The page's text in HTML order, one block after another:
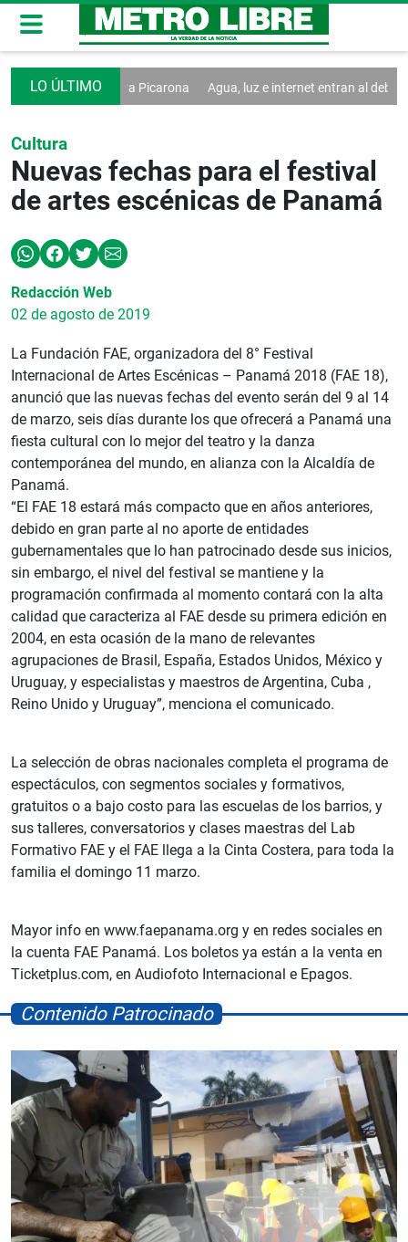
Pollera Picarona Agua, luz e internet entran al debate de la
Cultura
Nuevas fechas para el festival
de artes escénicas de Panamá
Redacción Web
02 de agosto de 2019
La Fundación FAE, organizadora del 8° Festival
Internacional de Artes Escénicas – Panamá 2018 (FAE 18),
anunció que las nuevas fechas del evento serán del 9 al 14
de marzo, seis días durante los que ofrecerá a Panamá una
fiesta cultural con lo mejor del teatro y la danza
contemporánea del mundo, en alianza con la Alcaldía de
Panamá.
“El FAE 18 estará más compacto que en años anteriores,
debido en gran parte al no aporte de entidades
gubernamentales que lo han patrocinado desde sus inicios,
sin embargo, el nivel del festival se mantiene y la
programación confirmada al momento contará con la alta
calidad que caracteriza al FAE desde su primera edición en
2004, en esta ocasión de la mano de relevantes
agrupaciones de Brasil, España, Estados Unidos, México y
Uruguay, y especialistas y maestros de Argentina, Cuba ,
Reino Unido y Uruguay”, menciona el comunicado.
La selección de obras nacionales completa el programa de
espectáculos, con segmentos sociales y formativos,
gratuitos o a bajo costo para las escuelas de los barrios, y
sus talleres, conversatorios y clases maestras del Lab
Formativo FAE y el FAE llega a la Cinta Costera, para toda la
familia el domingo 11 marzo.
Mayor info en www.faepanama.org y en redes sociales en
la cuenta FAE Panamá. Los boletos ya están a la venta en
Ticketplus.com, en Audiofoto Internacional e Epagos.
Contenido Patrocinado